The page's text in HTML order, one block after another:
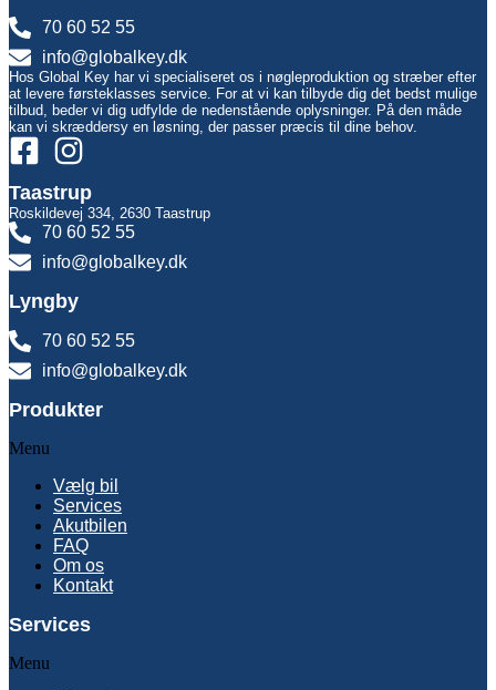
70 60 52 55
info@globalkey.dk
Hos Global Key har vi specialiseret os i nøgleproduktion og stræber efter
at levere førsteklasses service. For at vi kan tilbyde dig det bedst mulige
tilbud, beder vi dig udfylde de nedenstående oplysninger. På den måde
kan vi skræddersy en løsning, der passer præcis til dine behov.
Taastrup
Roskildevej 334, 2630 Taastrup
70 60 52 55
info@globalkey.dk
Lyngby
70 60 52 55
info@globalkey.dk
Produkter
Menu
Vælg bil
Services
Akutbilen
FAQ
Om os
Kontakt
Services
Menu